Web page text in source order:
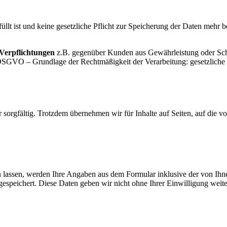
ist und keine gesetzliche Pflicht zur Speicherung der Daten mehr
z.B. gegenüber Kunden aus Gewährleistung oder
– Grundlage der Rechtmäßigkeit der Verarbeitung:
Trotzdem übernehmen wir für Inhalte auf Seiten, auf die
werden Ihre Angaben aus dem Formular inklusive der von
Diese Daten geben wir nicht ohne Ihrer Einwilligung